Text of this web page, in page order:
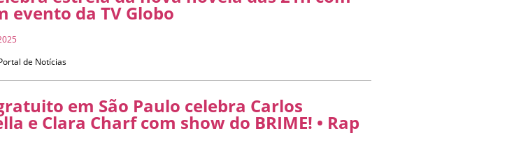
evento da TV Globo
de Notícias
em São Paulo celebra Carlos
e Clara Charf com show do BRIME! • Rap